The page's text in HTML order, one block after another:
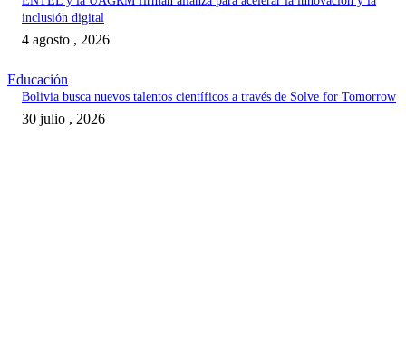
inclusión digital
4 agosto , 2026
Educación
Bolivia busca nuevos talentos científicos a través de Solve for Tomorrow
30 julio , 2026